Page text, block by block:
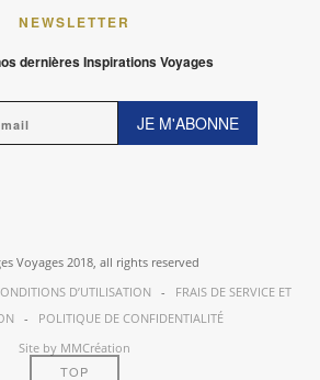
NEWSLETTER
dernières Inspirations Voyages
JE M'ABONNE
Voyages 2018, all rights reserved
D’UTILISATION - FRAIS DE SERVICE ET
- POLITIQUE DE CONFIDENTIALITÉ
Site by MMCréation
TOP